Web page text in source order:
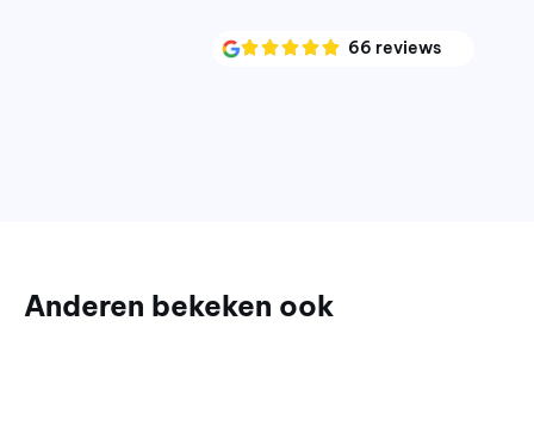
66 reviews
Anderen bekeken ook